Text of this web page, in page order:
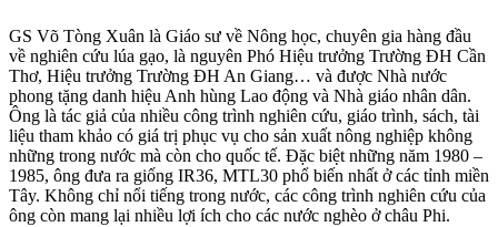
GS Võ Tòng Xuân là Giáo sư về Nông học, chuyên gia hàng đầu
về nghiên cứu lúa gạo, là nguyên Phó Hiệu trưởng Trường ĐH Cần
Thơ, Hiệu trưởng Trường ĐH An Giang… và được Nhà nước
phong tặng danh hiệu Anh hùng Lao động và Nhà giáo nhân dân.
Ông là tác giả của nhiều công trình nghiên cứu, giáo trình, sách, tài
liệu tham khảo có giá trị phục vụ cho sản xuất nông nghiệp không
những trong nước mà còn cho quốc tế. Đặc biệt những năm 1980 –
1985, ông đưa ra giống IR36, MTL30 phổ biến nhất ở các tỉnh miền
Tây. Không chỉ nổi tiếng trong nước, các công trình nghiên cứu của
ông còn mang lại nhiều lợi ích cho các nước nghèo ở châu Phi.